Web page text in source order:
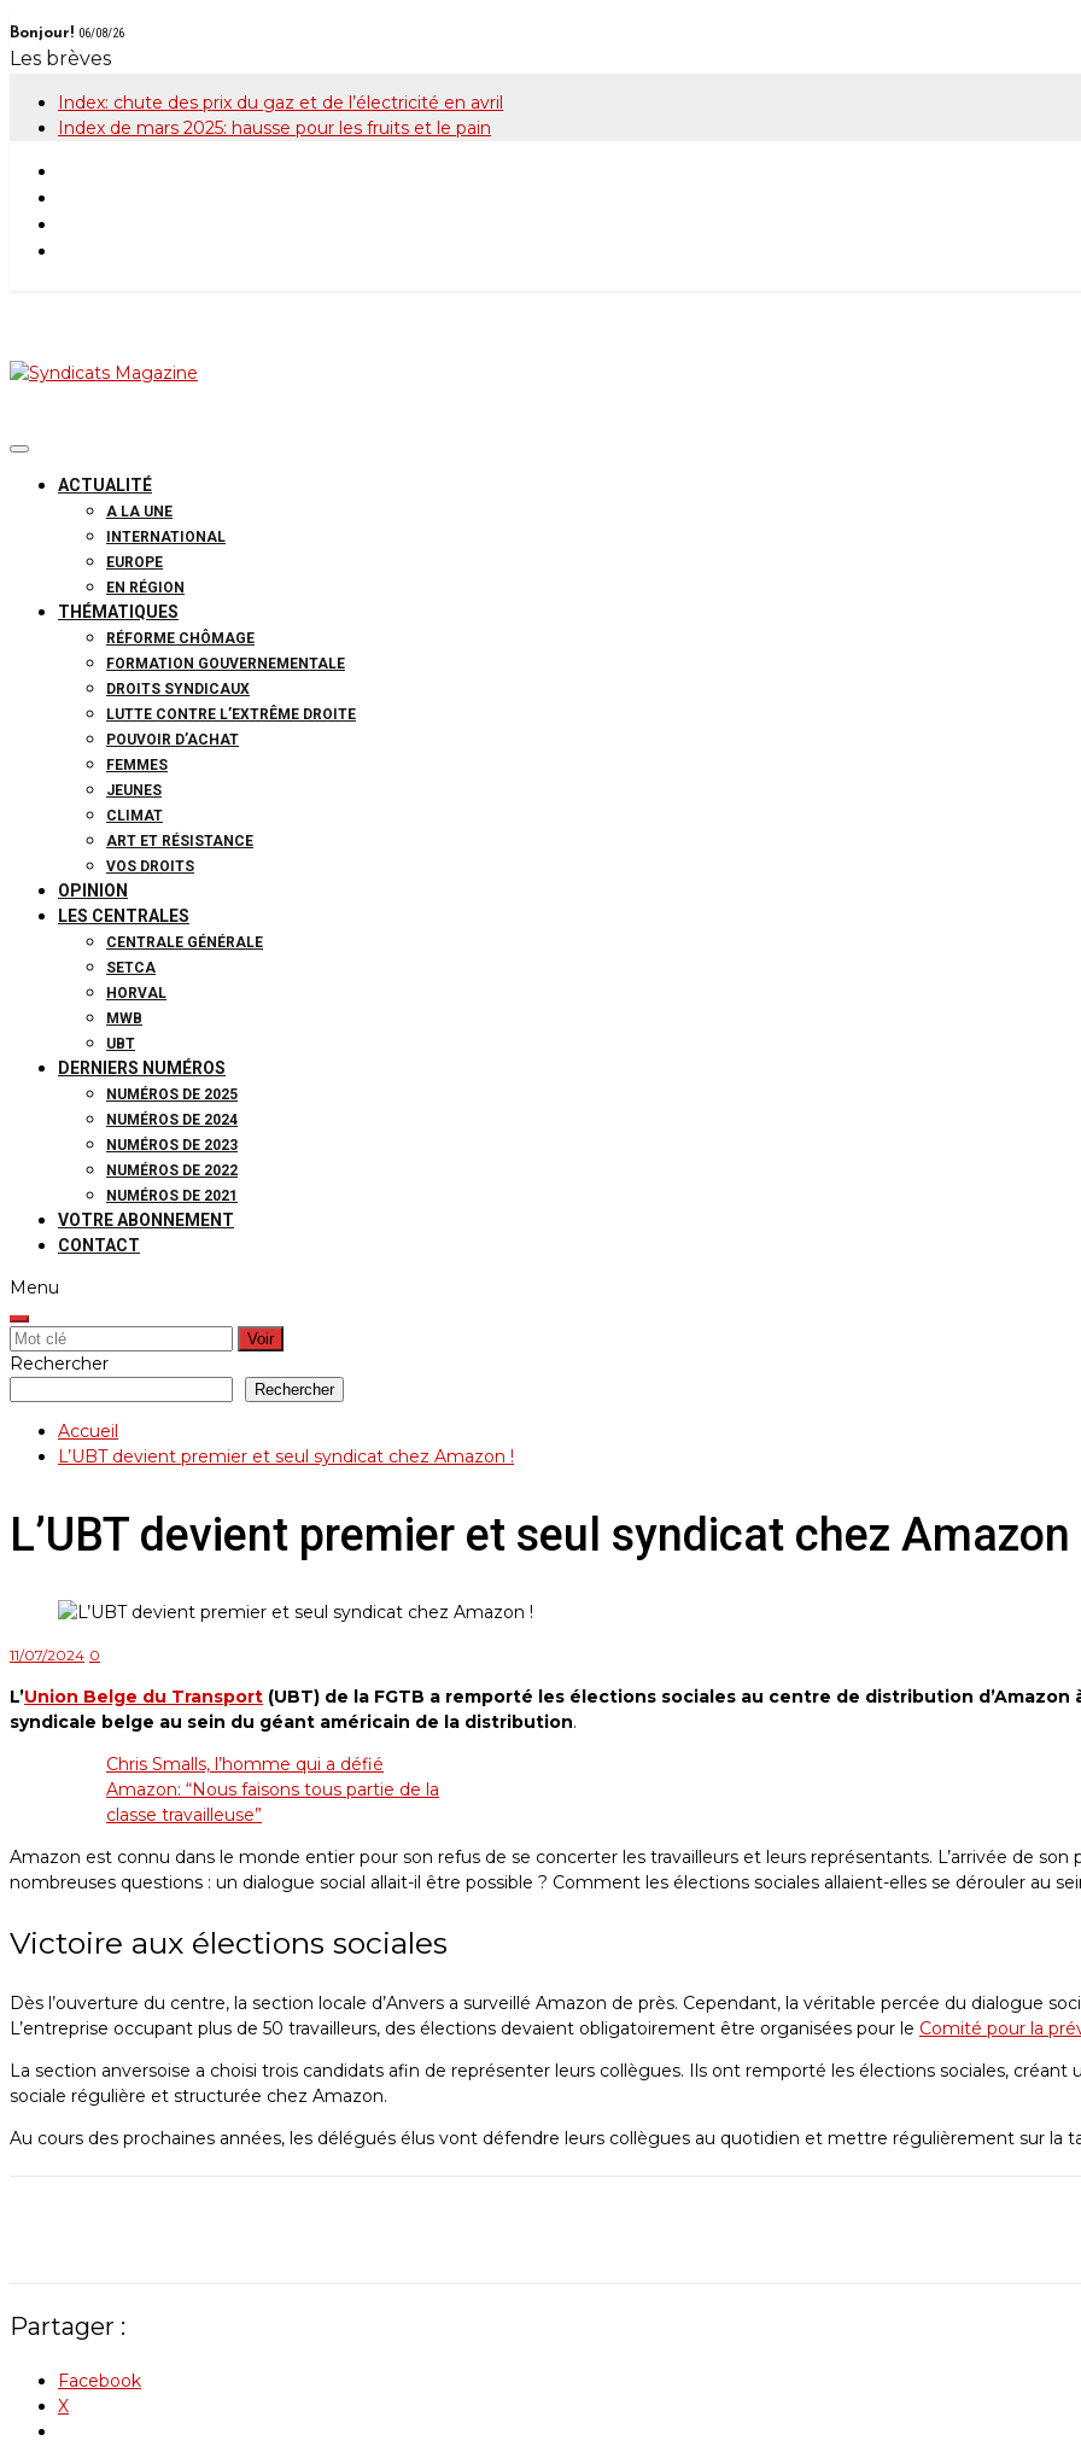
Skip
to
content
Bonjour! 06/08/26
Les brèves
Index: chute des prix du gaz et de l’électricité en avril
Index de mars 2025: hausse pour les fruits et le pain
ACTUALITÉ
A LA UNE
INTERNATIONAL
EUROPE
EN RÉGION
THÉMATIQUES
RÉFORME CHÔMAGE
FORMATION GOUVERNEMENTALE
DROITS SYNDICAUX
LUTTE CONTRE L’EXTRÊME DROITE
POUVOIR D’ACHAT
FEMMES
JEUNES
CLIMAT
ART ET RÉSISTANCE
VOS DROITS
OPINION
LES CENTRALES
CENTRALE GÉNÉRALE
SETCA
HORVAL
MWB
UBT
DERNIERS NUMÉROS
NUMÉROS DE 2025
NUMÉROS DE 2024
NUMÉROS DE 2023
NUMÉROS DE 2022
NUMÉROS DE 2021
VOTRE ABONNEMENT
CONTACT
Menu
Rechercher:
Rechercher
Rechercher
Accueil
L’UBT devient premier et seul syndicat chez Amazon !
L’UBT devient premier et seul syndicat chez Amazon
11/07/2024 0
L’Union Belge du Transport (UBT) de la FGTB a remporté les élections sociales au centre de distribution
syndicale belge au sein du géant américain de la distribution.
Chris Smalls, l’homme qui a défié
Amazon: “Nous faisons tous partie de la
classe travailleuse”
Amazon est connu dans le monde entier pour son refus de se concerter les travailleurs et leurs représentants. L’arrivée de
nombreuses questions : un dialogue social allait-il être possible ? Comment les élections sociales allaient-elles se dérouler au
Victoire aux élections sociales
Dès l’ouverture du centre, la section locale d’Anvers a surveillé Amazon de près. Cependant, la véritable percée du dialogue
L’entreprise occupant plus de 50 travailleurs, des élections devaient obligatoirement être organisées pour le Comité pour la
La section anversoise a choisi trois candidats afin de représenter leurs collègues. Ils ont remporté les élections sociales, créant
sociale régulière et structurée chez Amazon.
Au cours des prochaines années, les délégués élus vont défendre leurs collègues au quotidien et mettre régulièrement sur la
Partager :
Facebook
X